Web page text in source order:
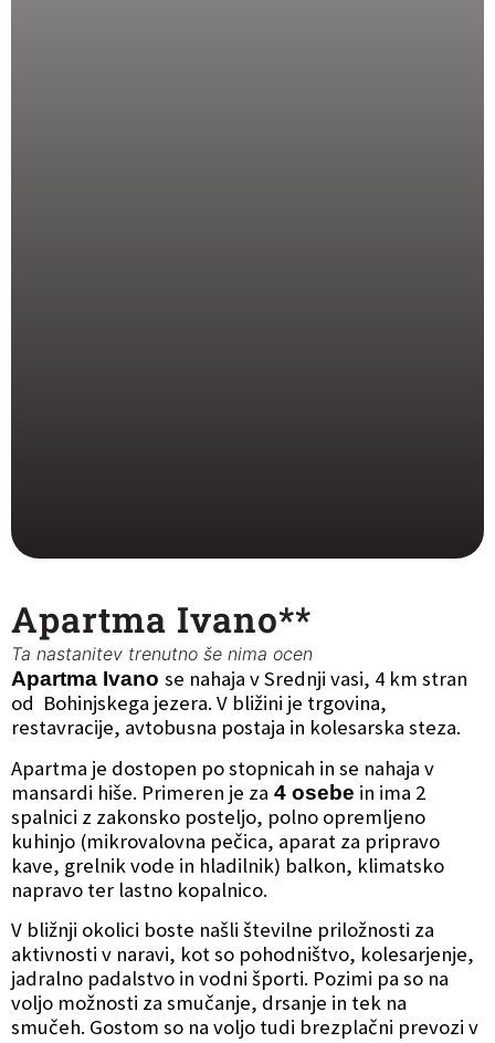
Apartma Ivano**
Ta nastanitev trenutno še nima ocen
Apartma Ivano se nahaja v Srednji vasi, 4 km stran
od Bohinjskega jezera. V bližini je trgovina,
restavracije, avtobusna postaja in kolesarska steza.
Apartma je dostopen po stopnicah in se nahaja v
mansardi hiše. Primeren je za 4 osebe in ima 2
spalnici z zakonsko posteljo, polno opremljeno
kuhinjo (mikrovalovna pečica, aparat za pripravo
kave, grelnik vode in hladilnik) balkon, klimatsko
napravo ter lastno kopalnico.
V bližnji okolici boste našli številne priložnosti za
aktivnosti v naravi, kot so pohodništvo, kolesarjenje,
jadralno padalstvo in vodni športi. Pozimi pa so na
voljo možnosti za smučanje, drsanje in tek na
smučeh. Gostom so na voljo tudi brezplačni prevozi v